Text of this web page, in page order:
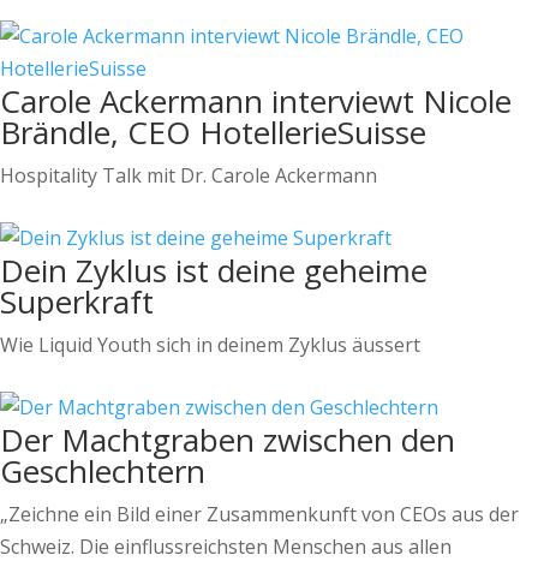
Carole Ackermann interviewt Nicole
Brändle, CEO HotellerieSuisse
Hospitality Talk mit Dr. Carole Ackermann
Dein Zyklus ist deine geheime
Superkraft
Wie Liquid Youth sich in deinem Zyklus äussert
Der Machtgraben zwischen den
Geschlechtern
„Zeichne ein Bild einer Zusammenkunft von CEOs aus der
Schweiz. Die einflussreichsten Menschen aus allen